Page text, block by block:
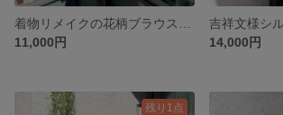
11,000円
14,000円
残り1点